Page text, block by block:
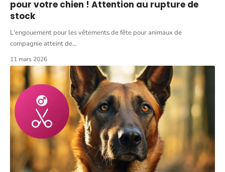
pour votre chien ! Attention au rupture de
stock
L'engouement pour les vêtements de fête pour animaux de
compagnie atteint de…
11 mars 2026